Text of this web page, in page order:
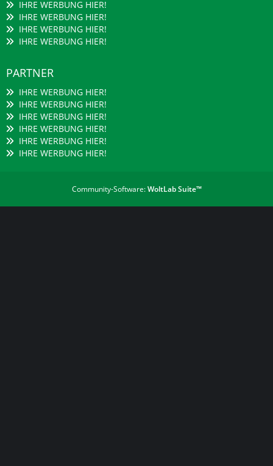
IHRE WERBUNG HIER!
IHRE WERBUNG HIER!
IHRE WERBUNG HIER!
IHRE WERBUNG HIER!
PARTNER
IHRE WERBUNG HIER!
IHRE WERBUNG HIER!
IHRE WERBUNG HIER!
IHRE WERBUNG HIER!
IHRE WERBUNG HIER!
IHRE WERBUNG HIER!
Community-Software:WoltLab Suite™